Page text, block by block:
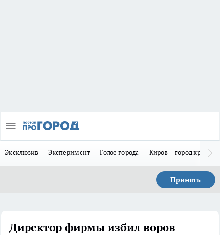
Эксклюзив Эксперимент Голос города Киров – город
Принять
Директор фирмы избил воров